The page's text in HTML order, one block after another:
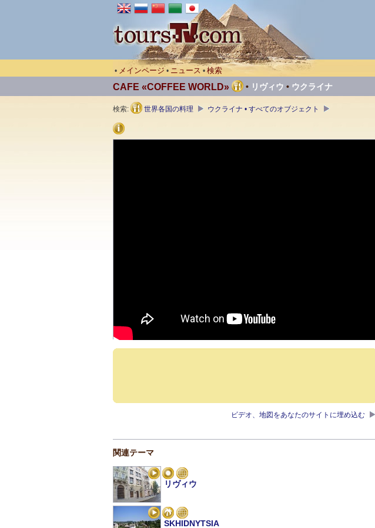
• メインページ • ニュース • 検索
CAFE «COFFEE WORLD» • リヴィウ • ウクライナ
検索: 世界各国の料理 ウクライナ • すべてのオブジェクト
ビデオ、地図をあなたのサイトに埋め込む
関連テーマ
リヴィウ
SKHIDNYTSIA